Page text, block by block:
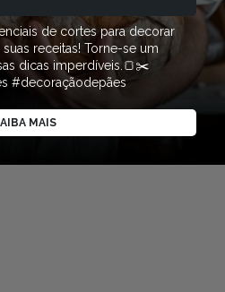
de cortes para decorar
receitas! Torne-se um
dicas imperdíveis.🍞✂️
#decoraçãodepães
MAIS